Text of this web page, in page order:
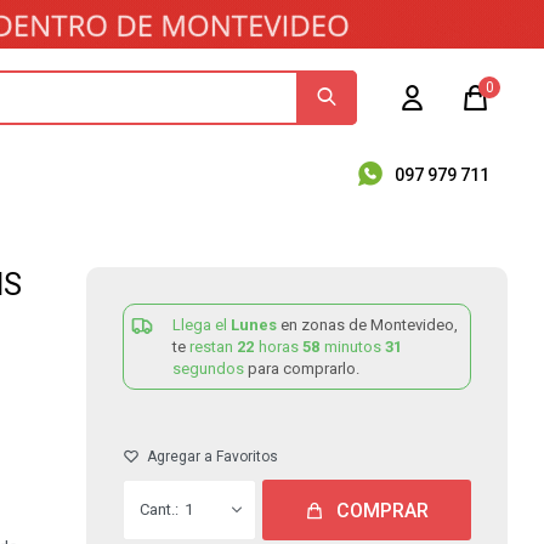
097 979 711
0
Llega el Lunes en zonas de Montevideo,
te restan 22 horas 58 minutos 30
segundos para comprarlo.
1 COMPRAR